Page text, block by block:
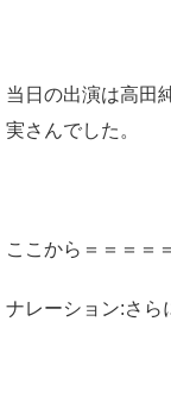
当日の出演は高田
実さんでした。
ここから＝＝＝＝
ナレーション:さら